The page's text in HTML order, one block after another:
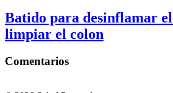
Batido para desinflamar
limpiar el colon
Comentarios